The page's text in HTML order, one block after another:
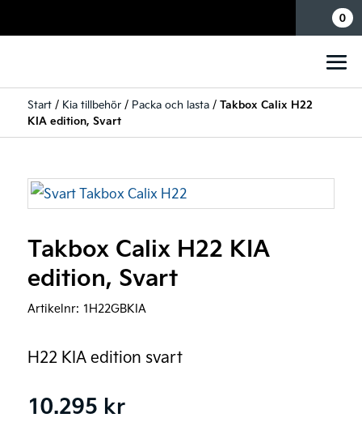
0
Start/ Kia tillbehör/ Packa och lasta/ Takbox Calix H22
KIA edition, Svart
Takbox Calix H22 KIA
edition, Svart
Artikelnr: 1H22GBKIA
H22 KIA edition svart
10.295 kr